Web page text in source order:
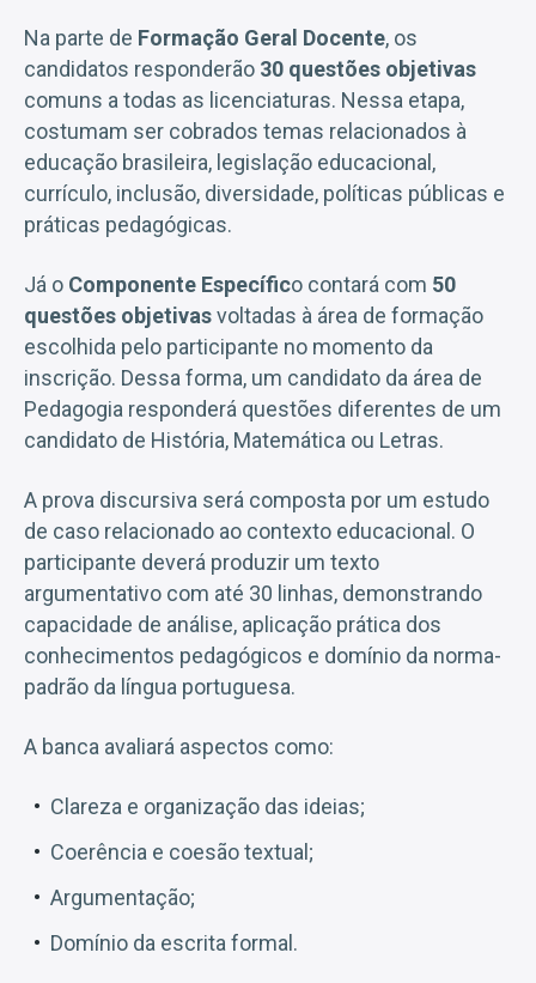
Na parte de Formação Geral Docente, os
candidatos responderão 30 questões objetivas
comuns a todas as licenciaturas. Nessa etapa,
costumam ser cobrados temas relacionados à
educação brasileira, legislação educacional,
currículo, inclusão, diversidade, políticas públicas e
práticas pedagógicas.
Já o Componente Específico contará com 50
questões objetivasvoltadas à área de formação
escolhida pelo participante no momento da
inscrição. Dessa forma, um candidato da área de
Pedagogia responderá questões diferentes de um
candidato de História, Matemática ou Letras.
A prova discursiva será composta por um estudo
de caso relacionado ao contexto educacional. O
participante deverá produzir um texto
argumentativo com até 30 linhas, demonstrando
capacidade de análise, aplicação prática dos
conhecimentos pedagógicos e domínio da norma-
padrão da língua portuguesa.
A banca avaliará aspectos como:
Clareza e organização das ideias;
Coerência e coesão textual;
Argumentação;
Domínio da escrita formal.